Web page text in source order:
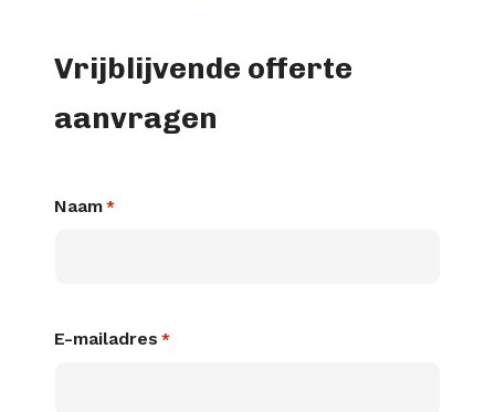
Vrijblijvende offerte
aanvragen
Naam *
E-mailadres *